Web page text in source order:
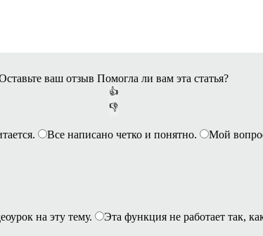
ваш отзыв Помогла ли вам эта статья?
👍
👎
Все написано четко и понятно. Мой
на эту тему. Эта функция не работает так,